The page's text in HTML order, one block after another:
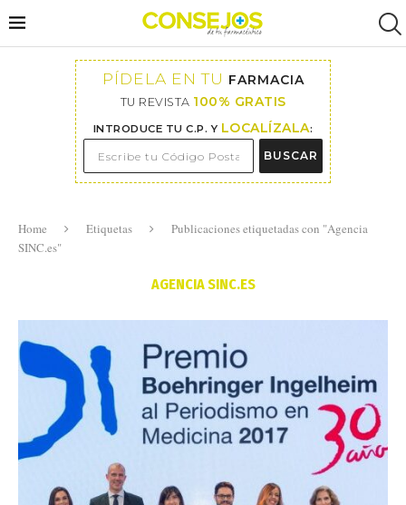
PÍDELA EN TU FARMACIA
TU REVISTA 100% GRATIS
INTRODUCE TU C.P. Y LOCALÍZALA:
BUSCAR
Home Etiquetas
Publicaciones etiquetadas con "Agencia
SINC.es"
AGENCIA SINC.ES